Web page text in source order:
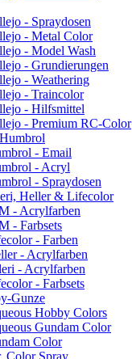
- Spraydosen
- Metal Color
- Model Wash
- Grundierungen
- Weathering
- Traincolor
- Hilfsmittel
- Premium RC-Color
- Email
- Acryl
- Spraydosen
Heller & Lifecolor
- Acrylfarben
- Farbsets
- Farben
- Acrylfarben
- Acrylfarben
- Farbsets
Gunze
Hobby Colors
Gundam Color
Color
Color Spray